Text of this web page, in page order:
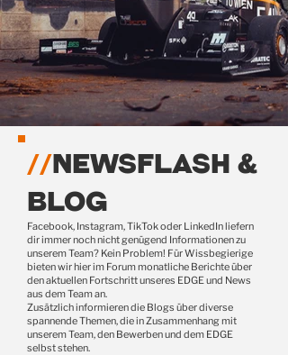
//NEWSFLASH &
BLOG
Facebook, Instagram, TikTok oder LinkedIn liefern
dir immer noch nicht genügend Informationen zu
unserem Team? Kein Problem! Für Wissbegierige
bieten wir hier im Forum monatliche Berichte über
den aktuellen Fortschritt unseres EDGE und News
aus dem Team an.
Zusätzlich informieren die Blogs über diverse
spannende Themen, die in Zusammenhang mit
unserem Team, den Bewerben und dem EDGE
selbst stehen.